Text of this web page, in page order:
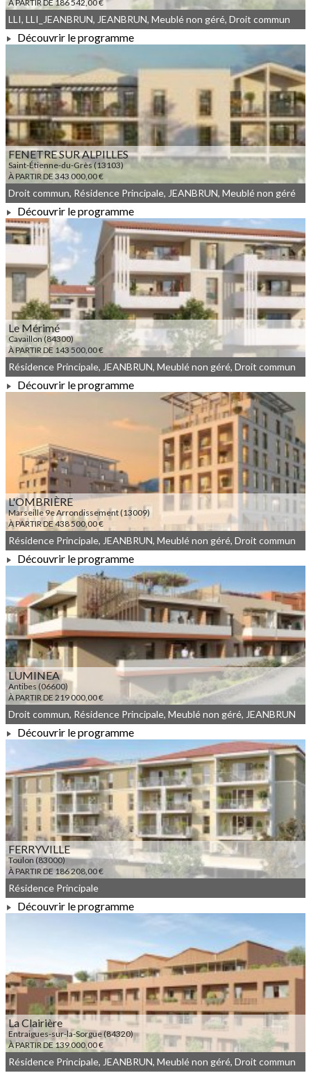
À PARTIR DE 186 542,00 €
À PARTIR DE 186 542,00 €
LLI, LLI_JEANBRUN, JEANBRUN, Meublé non géré, Droit commun
Découvrir le programme
FENETRE SUR ALPILLES
Saint-Étienne-du-Grès (13103)
À PARTIR DE 343 000,00 €
À PARTIR DE 343 000,00 €
Droit commun, Résidence Principale, JEANBRUN, Meublé non géré
Découvrir le programme
Le Mérimé
Cavaillon (84300)
À PARTIR DE 143 500,00 €
À PARTIR DE 143 500,00 €
Résidence Principale, JEANBRUN, Meublé non géré, Droit commun
Découvrir le programme
L'OMBRIÈRE
Marseille 9e Arrondissement (13009)
À PARTIR DE 438 500,00 €
À PARTIR DE 438 500,00 €
Résidence Principale, JEANBRUN, Meublé non géré, Droit commun
Découvrir le programme
LUMINEA
Antibes (06600)
À PARTIR DE 219 000,00 €
À PARTIR DE 219 000,00 €
Droit commun, Résidence Principale, Meublé non géré, JEANBRUN
Découvrir le programme
FERRYVILLE
Toulon (83000)
À PARTIR DE 186 208,00 €
À PARTIR DE 186 208,00 €
Résidence Principale
Découvrir le programme
La Clairière
Entraigues-sur-la-Sorgue (84320)
À PARTIR DE 139 000,00 €
Résidence Principale, JEANBRUN, Meublé non géré, Droit commun